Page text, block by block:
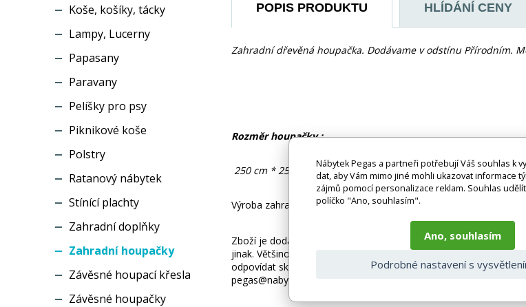
Koše, košíky, tácky
Lampy, Lucerny
Papasany
Paravany
Pelíšky pro psy
Piknikové koše
Polstry
Ratanový nábytek
Stínící plachty
Zahradní doplňky
Zahradní houpačky
Závěsné houpací křesla
Závěsné houpačky
POPIS PRODUKTU HLÍDÁNÍ CENY
Zahradní dřevěná houpačka. Dodávame v odstínu Přírodním.
Rozměr houpačky :
250 cm * 250 cm * 200 cm
Výroba zahradního nábytku běží z důvodu sézonnosti
Zboží je dodáváno bez doplňků a dekorací (např. textilních
jinak. Většinou je zboží dodáváno v demontovaném stavu, dle
odpovídat skutečnosti vlivem nastavení monitoru a převodem
pegas@nabytek-pegas.cz či volejte 777244446.
Nábytek Pegas a partneři potřebují Váš souhlas k
dat, aby Vám mimo jiné mohli ukazovat informace
zájmů pomocí personalizace reklam. Souhlas
políčko "Ano, souhlasím".
Ano, souhlasím
Podrobné nastavení s